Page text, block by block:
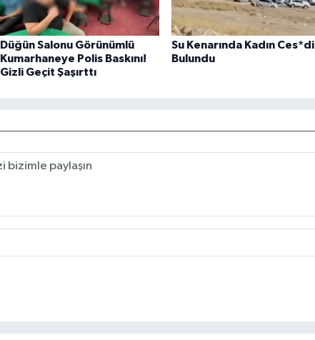
Düğün Salonu Görünümlü
Kumarhaneye Polis Baskını!
Gizli Geçit Şaşırttı
Su Kenarında Kadın Ces*di
Bulundu